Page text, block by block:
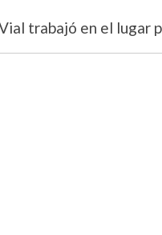
trabajó en el lugar